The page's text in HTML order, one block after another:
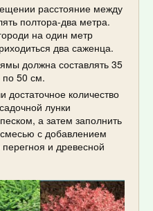
расстояние между
полтора-два метра.
на один метр
два саженца.
должна составлять 35
50 см.
достаточное количество
лунки
а затем заполнить
смесью с добавлением
и древесной